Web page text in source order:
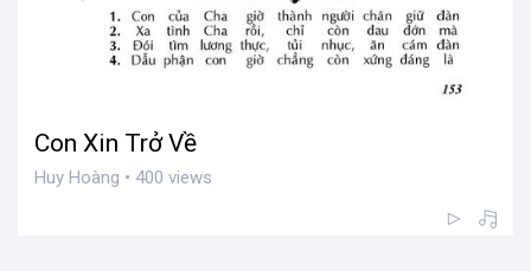
Con Xin Trở Về
Huy Hoàng • 400 views